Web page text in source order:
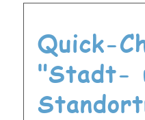
Quick-
"Stadt-